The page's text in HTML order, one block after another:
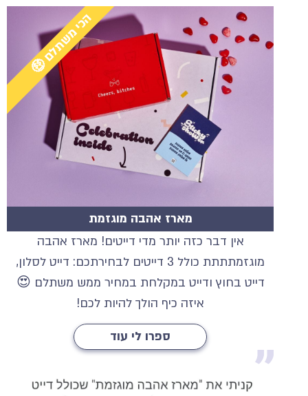
הכי משתלם 🤑
מארז אהבה מוגזמת
אין דבר כזה יותר מדי דייטים! מארז אהבה
מוגזמתתתת כולל 3 דייטים לבחירתכם: דייט לסלון,
דייט בחוץ ודייט במקלחת במחיר ממש משתלם 😍
איזה כיף הולך להיות לכם!
ספרו לי עוד